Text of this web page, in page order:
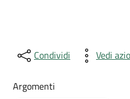
Condividi Vedi
Argomenti